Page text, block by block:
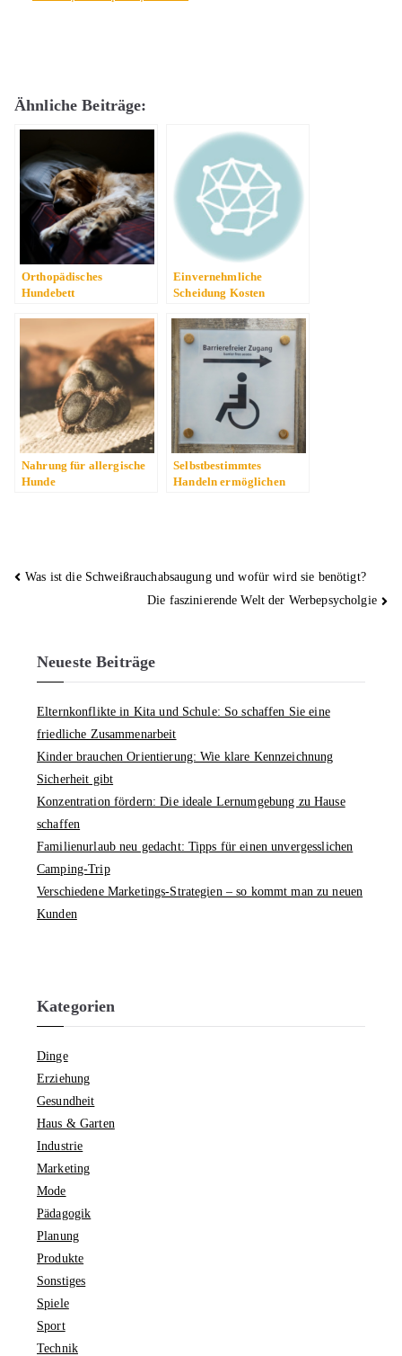
Ähnliche Beiträge:
Orthopädisches
Hundebett
Einvernehmliche
Scheidung Kosten
Nahrung für allergische
Hunde
Selbstbestimmtes
Handeln ermöglichen
Beitragsnavigation
Was ist die Schweißrauchabsaugung und wofür wird sie benötigt?
Die faszinierende Welt der Werbepsycholgie
Neueste Beiträge
Elternkonflikte in Kita und Schule: So schaffen Sie eine
friedliche Zusammenarbeit
Kinder brauchen Orientierung: Wie klare Kennzeichnung
Sicherheit gibt
Konzentration fördern: Die ideale Lernumgebung zu Hause
schaffen
Familienurlaub neu gedacht: Tipps für einen unvergesslichen
Camping-Trip
Verschiedene Marketings-Strategien – so kommt man zu neuen
Kunden
Kategorien
Dinge
Erziehung
Gesundheit
Haus & Garten
Industrie
Marketing
Mode
Pädagogik
Planung
Produkte
Sonstiges
Spiele
Sport
Technik